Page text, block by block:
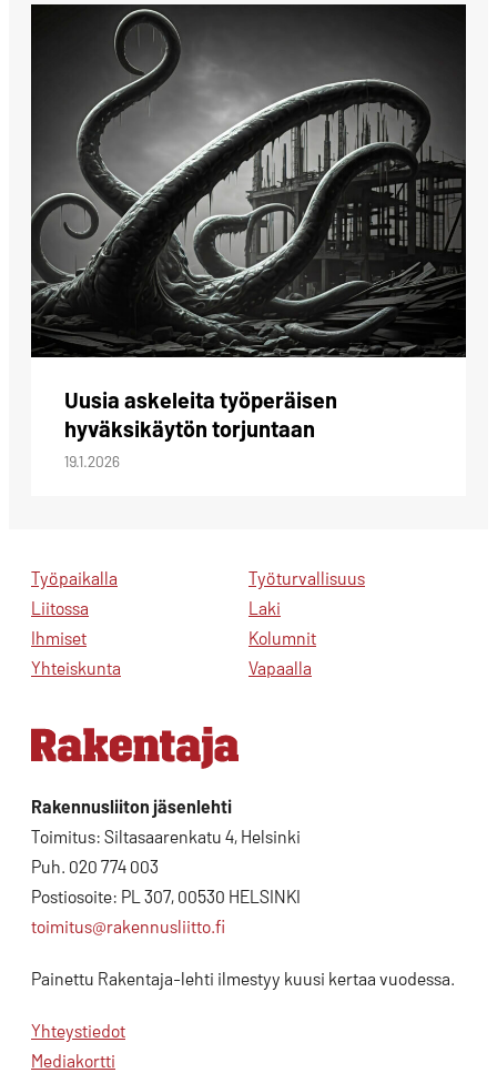
Uusia askeleita työperäisen
hyväksikäytön torjuntaan
19.1.2026
Työpaikalla
Liitossa
Ihmiset
Yhteiskunta
Työturvallisuus
Laki
Kolumnit
Vapaalla
Rakennusliiton jäsenlehti
Toimitus: Siltasaarenkatu 4, Helsinki
Puh. 020 774 003
Postiosoite: PL 307, 00530 HELSINKI
toimitus@rakennusliitto.fi
Painettu Rakentaja-lehti ilmestyy kuusi kertaa vuodessa.
Yhteystiedot
Mediakortti